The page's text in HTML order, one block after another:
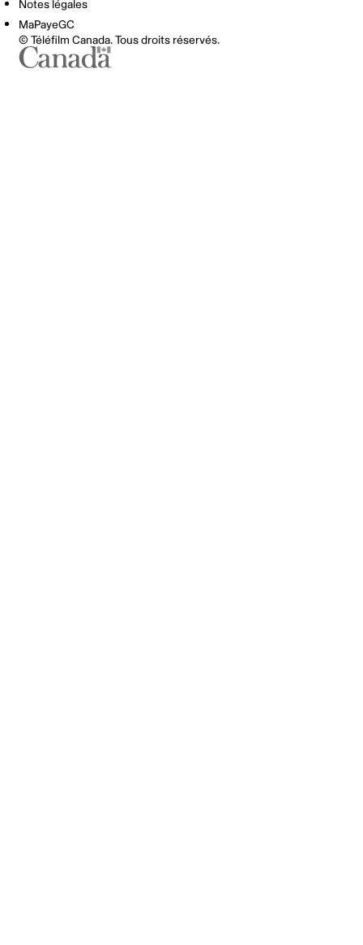
Notes légales
MaPayeGC
© Téléfilm Canada. Tous droits réservés.